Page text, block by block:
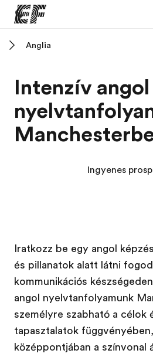
EF programok
Az összes EF program megtekintése
EF Iroda
Dolgozz velünk!
Anglia
Intenzív angol
Ingyenes
Iratkozz be egy angol
és pillanatok alatt látni
kommunikációs
angol nyelvtanfolyamunk
személyre szabható a célok
tapasztalatok
középpontjában a színvonal